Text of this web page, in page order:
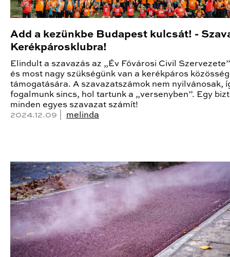
Add a kezünkbe Budapest kulcsát! -
Kerékpárosklubra!
Elindult a szavazás az „Év Fővárosi Civil
és most nagy szükségünk van a kerékpáros közösség
támogatására. A szavazatszámok nem nyilvánosak,
fogalmunk sincs, hol tartunk a „versenyben”. Egy
minden egyes szavazat számít!
2024.12.09 | melinda